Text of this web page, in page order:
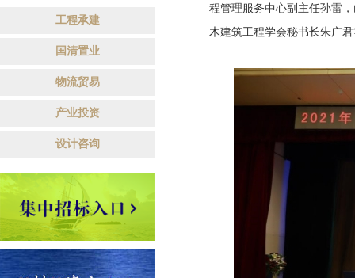
工程承建
国清置业
物流贸易
产业投资
设计咨询
程管理服务中心副主任孙雷
木建筑工程学会秘书长朱广